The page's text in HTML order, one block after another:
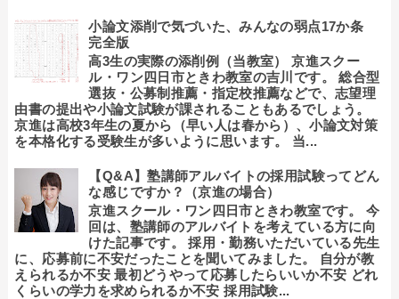
小論文添削で気づいた、みんなの弱点17か条
完全版
高3生の実際の添削例（当教室） 京進スクー
ル・ワン四日市ときわ教室の吉川です。 総合型
選抜・公募制推薦・指定校推薦などで、志望理
由書の提出や小論文試験が課されることもあるでしょう。
京進は高校3年生の夏から（早い人は春から）、小論文対策
を本格化する受験生が多いように思います。 当...
【Q&A】塾講師アルバイトの採用試験ってどん
な感じですか？（京進の場合）
京進スクール・ワン四日市ときわ教室です。 今
回は、塾講師のアルバイトを考えている方に向
けた記事です。 採用・勤務いただいている先生
に、応募前に不安だったことを聞いてみました。 自分が教
えられるか不安 最初どうやって応募したらいいか不安 どれ
くらいの学力を求められるか不安 採用試験...